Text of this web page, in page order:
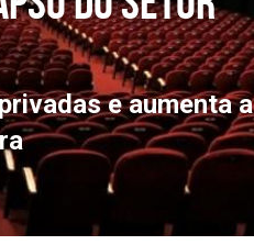
e aumenta a